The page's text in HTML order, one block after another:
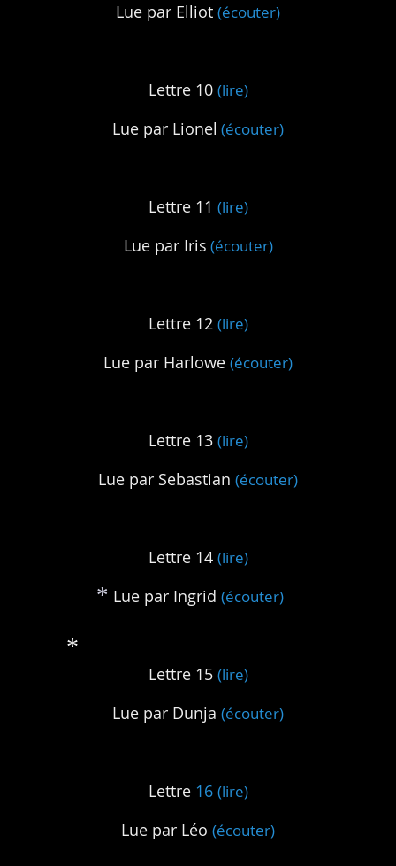
Lue par Elliot (écouter)
Lettre 10 (lire)
Lue par Lionel (écouter)
Lettre 11 (lire)
Lue par Iris (écouter)
Lettre 12 (lire)
Lue par Harlowe (écouter)
Lettre 13 (lire)
Lue par Sebastian (écouter)
Lettre 14 (lire)
Lue par Ingrid (écouter)
Lettre 15 (lire)
Lue par Dunja (écouter)
Lettre 16 (lire)
Lue par Léo (écouter)